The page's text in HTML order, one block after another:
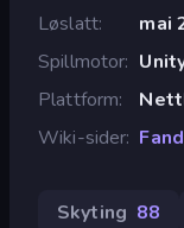
Løslatt
mai
Spillmotor
Plattform
Wiki-sider
Skyting 88